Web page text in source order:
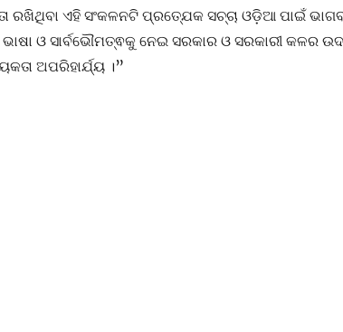
ରଖିଥିବା ଏହି ସଂକଳନଟି ପ୍ରତ୍ଯେକ ସଚ୍ଚା ଓଡ଼ିଆ ପାଇଁ
ଓ ସାର୍ବଭୌମତ୍ଵକୁ ନେଇ ସରକାର ଓ ସରକାରୀ କଳର
ଅପରିହାର୍ଯ୍ୟ ।”